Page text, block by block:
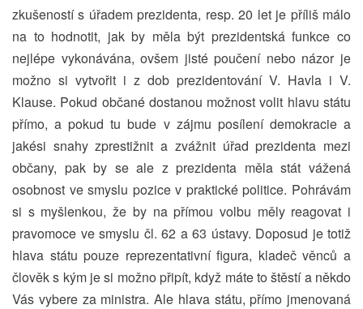
zkušeností s úřadem prezidenta, resp. 20 let je příliš málo
na to hodnotit, jak by měla být prezidentská funkce co
nejlépe vykonávána, ovšem jisté poučení nebo názor je
možno si vytvořit i z dob prezidentování V. Havla i V.
Klause. Pokud občané dostanou možnost volit hlavu státu
přímo, a pokud tu bude v zájmu posílení demokracie a
jakési snahy zprestižnit a zvážnit úřad prezidenta mezi
občany, pak by se ale z prezidenta měla stát vážená
osobnost ve smyslu pozice v praktické politice. Pohrávám
si s myšlenkou, že by na přímou volbu měly reagovat i
pravomoce ve smyslu čl. 62 a 63 ústavy. Doposud je totiž
hlava státu pouze reprezentativní figura, kladeč věnců a
člověk s kým je si možno připít, když máte to štěstí a někdo
Vás vybere za ministra. Ale hlava státu, přímo jmenovaná